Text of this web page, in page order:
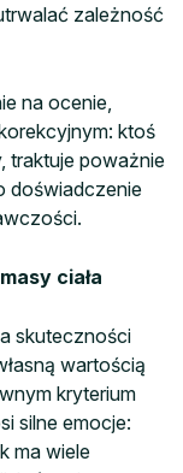
zależność
na ocenie,
ktoś
traktuje poważnie
doświadczenie
ciała
skuteczności
wartością
kryterium
silne emocje:
ma wiele